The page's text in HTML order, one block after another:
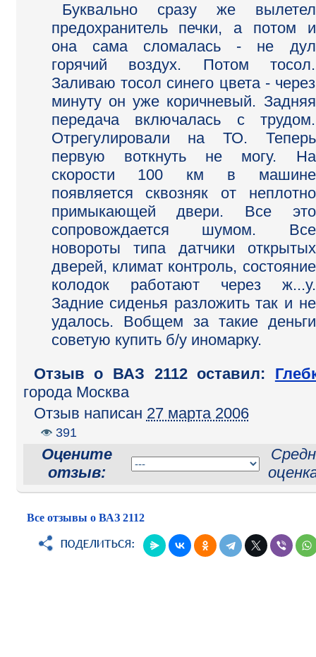
Буквально сразу же вылетел
предохранитель печки, а потом и
она сама сломалась - не дул
горячий воздух. Потом тосол.
Заливаю тосол синего цвета - через
минуту он уже коричневый. Задняя
передача включалась с трудом.
Отрегулировали на ТО. Теперь
первую воткнуть не могу. На
скорости 100 км в машине
появляется сквозняк от неплотно
примыкающей двери. Все это
сопровождается шумом. Все
новороты типа датчики открытых
дверей, климат контроль, состояние
колодок работают через ж...у.
Задние сиденья разложить так и не
удалось. Вобщем за такие деньги
советую купить б/у иномарку.
Отзыв o ВАЗ 2112 оставил:
города Москва
Отзыв написан 27 марта 2006
391
Оцените
отзыв:
Все отзывы о ВАЗ 2112